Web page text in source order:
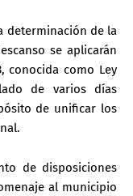
determinación de la
se aplicarán
conocida como Ley
de varios días
de unificar los
de disposiciones
al municipio